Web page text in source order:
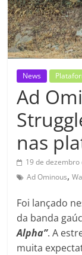
News
Ad
nas
19 de dezembro
Ad Ominous,
Foi lançado
da banda
Alpha”. A
muita